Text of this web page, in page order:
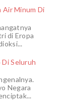
Air Minum Di
di Eropa
Seluruh
Negara